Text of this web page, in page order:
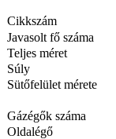
Cikkszám
Javasolt fő száma
Teljes méret
Súly
Sütőfelület mérete
Gázégők száma
Oldalégő